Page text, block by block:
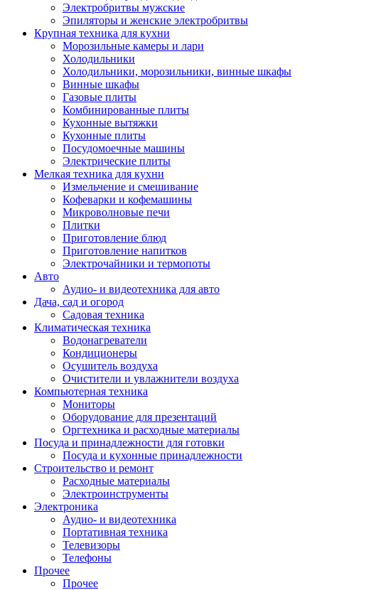
Электробритвы мужские
Эпиляторы и женские электробритвы
Крупная техника для кухни
Морозильные камеры и лари
Холодильники
Холодильники, морозильники, винные шкафы
Винные шкафы
Газовые плиты
Комбинированные плиты
Кухонные вытяжки
Кухонные плиты
Посудомоечные машины
Электрические плиты
Мелкая техника для кухни
Измельчение и смешивание
Кофеварки и кофемашины
Микроволновые печи
Плитки
Приготовление блюд
Приготовление напитков
Электрочайники и термопоты
Авто
Аудио- и видеотехника для авто
Дача, сад и огород
Садовая техника
Климатическая техника
Водонагреватели
Кондиционеры
Осушитель воздуха
Очистители и увлажнители воздуха
Компьютерная техника
Мониторы
Оборудование для презентаций
Оргтехника и расходные материалы
Посуда и принадлежности для готовки
Посуда и кухонные принадлежности
Строительство и ремонт
Расходные материалы
Электроинструменты
Электроника
Аудио- и видеотехника
Портативная техника
Телевизоры
Телефоны
Прочее
Прочее